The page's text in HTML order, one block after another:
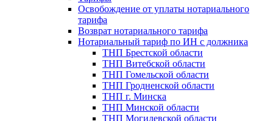
Освобождение от уплаты нотариального
тарифа
Возврат нотариального тарифа
Нотариальный тариф по ИН с должника
ТНП Брестской области
ТНП Витебской области
ТНП Гомельской области
ТНП Гродненской области
ТНП г. Минска
ТНП Минской области
ТНП Могилевской области